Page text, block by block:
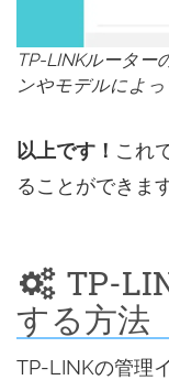
TP-LINKルーター
ンやモデルによっ
以上です！ これ
ることができます
TP-
する方法
TP-LINKの管理